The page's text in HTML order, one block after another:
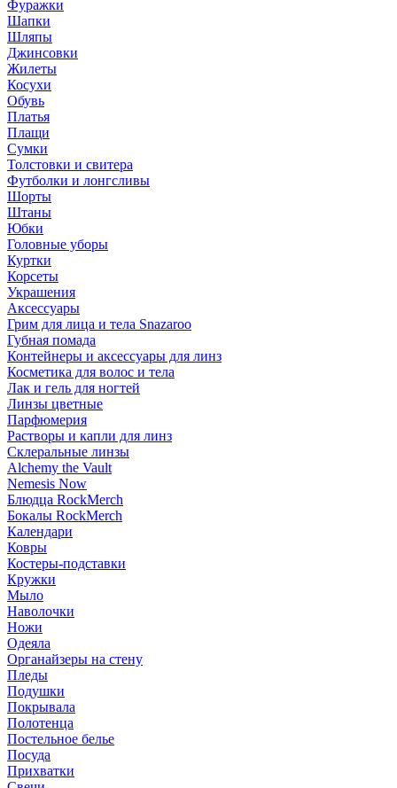
Фуражки
Шапки
Шляпы
Джинсовки
Жилеты
Косухи
Обувь
Платья
Плащи
Сумки
Толстовки и свитера
Футболки и лонгсливы
Шорты
Штаны
Юбки
Головные уборы
Куртки
Корсеты
Украшения
Аксессуары
Грим для лица и тела Snazaroo
Губная помада
Контейнеры и аксессуары для линз
Косметика для волос и тела
Лак и гель для ногтей
Линзы цветные
Парфюмерия
Растворы и капли для линз
Склеральные линзы
Alchemy the Vault
Nemesis Now
Блюдца RockMerch
Бокалы RockMerch
Календари
Ковры
Костеры-подставки
Кружки
Мыло
Наволочки
Ножи
Одеяла
Органайзеры на стену
Пледы
Подушки
Покрывала
Полотенца
Постельное белье
Посуда
Прихватки